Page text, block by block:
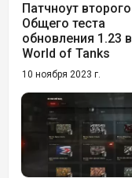
Патчноут второго
Общего теста
обновления 1.23 в
World of Tanks
10 ноября 2023 г.